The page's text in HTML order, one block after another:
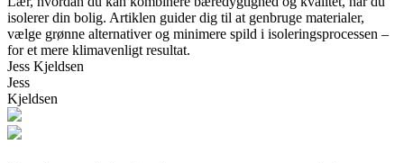
isolerer din bolig. Artiklen guider dig til at genbruge materialer,
vælge grønne alternativer og minimere spild i isoleringsprocessen –
for et mere klimavenligt resultat.
Jess Kjeldsen
Jess
Kjeldsen